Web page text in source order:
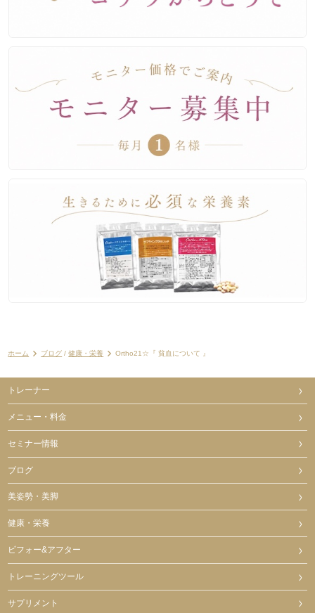
ホーム ブログ /健康・栄養 Ortho21☆『 貧血について 』
トレーナー
メニュー・料金
セミナー情報
ブログ
美姿勢・美脚
健康・栄養
ビフォー&アフター
トレーニングツール
サプリメント